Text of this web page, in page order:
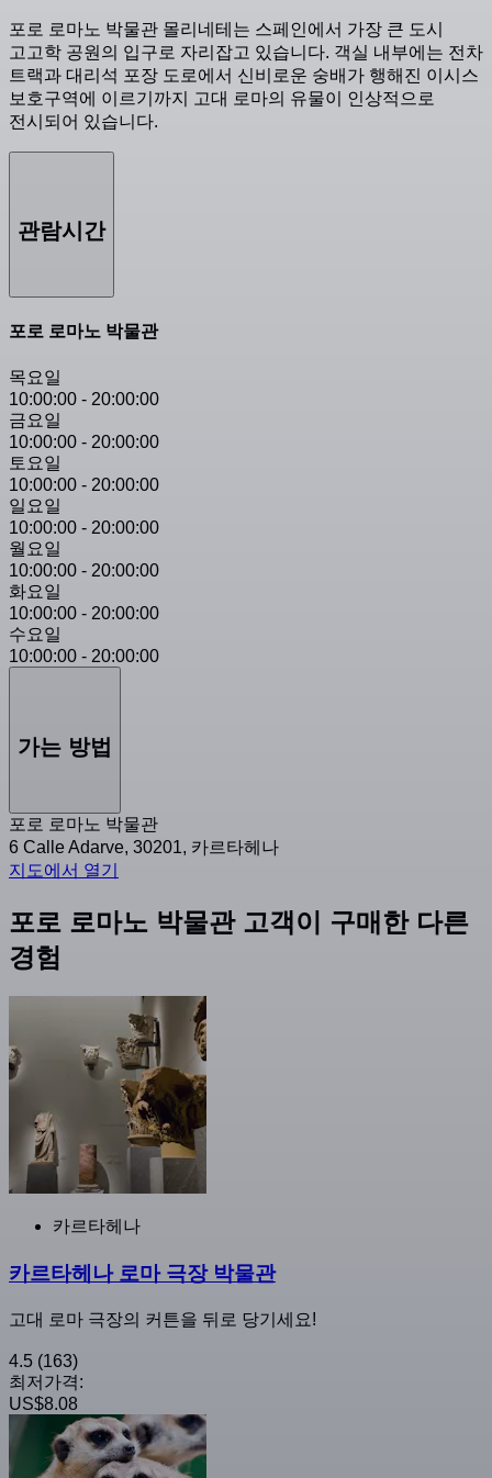
포로 로마노 박물관 몰리네테는 스페인에서 가장 큰 도시
고고학 공원의 입구로 자리잡고 있습니다. 객실 내부에는 전차
트랙과 대리석 포장 도로에서 신비로운 숭배가 행해진 이시스
보호구역에 이르기까지 고대 로마의 유물이 인상적으로
전시되어 있습니다.
관람시간
포로 로마노 박물관
목요일
10:00:00 - 20:00:00
금요일
10:00:00 - 20:00:00
토요일
10:00:00 - 20:00:00
일요일
10:00:00 - 20:00:00
월요일
10:00:00 - 20:00:00
화요일
10:00:00 - 20:00:00
수요일
10:00:00 - 20:00:00
가는 방법
포로 로마노 박물관
6 Calle Adarve, 30201, 카르타헤나
지도에서 열기
포로 로마노 박물관 고객이 구매한 다른
경험
카르타헤나
카르타헤나 로마 극장 박물관
고대 로마 극장의 커튼을 뒤로 당기세요!
4.5 (163)
최저가격:
US$8.08